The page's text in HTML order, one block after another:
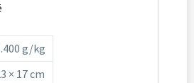
g/kg
× 17 cm